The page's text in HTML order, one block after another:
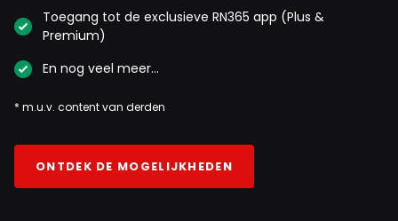
MonsterEnergie
23 oktober 2025 10:28
zie je dat David Croft dit heeft gezegd. Blijft moeilijk
S800S2000nsx
Toegang tot de exclusieve RN365 app (Plus &
Premium)
En nog veel meer…
* m.u.v. content van derden
ONTDEK DE MOGELIJKHEDEN